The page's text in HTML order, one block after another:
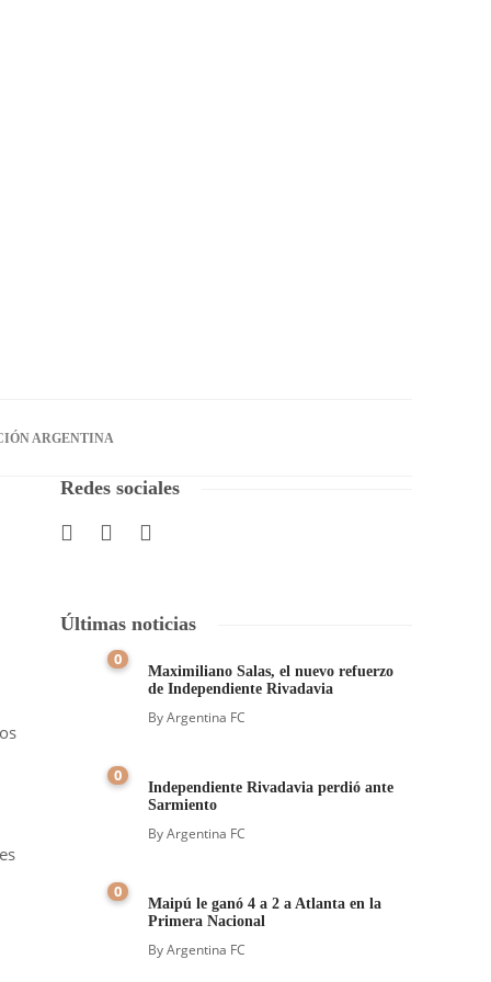
ARGENTINA
Redes sociales
Últimas noticias
0
Maximiliano Salas, el nuevo refuerzo
de Independiente Rivadavia
ByArgentina FC
0
Independiente Rivadavia perdió ante
Sarmiento
ByArgentina FC
0
Maipú le ganó 4 a 2 a Atlanta en la
Primera Nacional
ByArgentina FC